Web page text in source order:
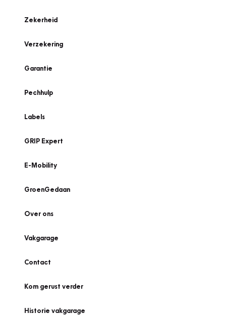
Zekerheid
Verzekering
Garantie
Pechhulp
Labels
GRIP Expert
E-Mobility
GroenGedaan
Over ons
Vakgarage
Contact
Kom gerust verder
Historie vakgarage